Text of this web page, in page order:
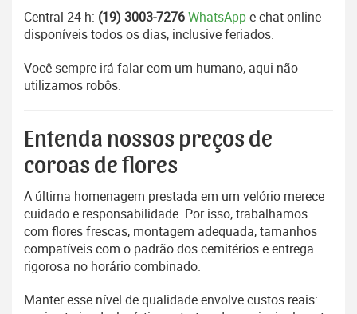
Central 24 h: (19) 3003-7276WhatsAppe chat online
disponíveis todos os dias, inclusive feriados.
Você sempre irá falar com um humano, aqui não
utilizamos robôs.
Entenda nossos preços de
coroas de flores
A última homenagem prestada em um velório merece
cuidado e responsabilidade. Por isso, trabalhamos
com flores frescas, montagem adequada, tamanhos
compatíveis com o padrão dos cemitérios e entrega
rigorosa no horário combinado.
Manter esse nível de qualidade envolve custos reais: